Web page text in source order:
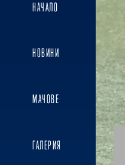
НАЧАЛО
НОВИНИ
МАЧОВЕ
ГАЛЕРИЯ